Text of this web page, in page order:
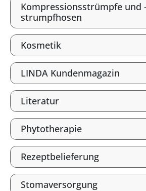
Kompressionsstrümpfe und
strumpfhosen
Kosmetik
LINDA Kundenmagazin
Literatur
Phytotherapie
Rezeptbelieferung
Stomaversorgung